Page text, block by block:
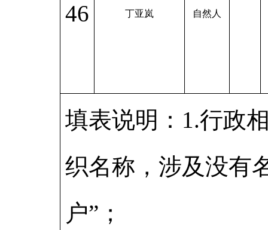
46 丁亚岚 自然人
填表说明：1.行政
织名称，涉及没有
户”；